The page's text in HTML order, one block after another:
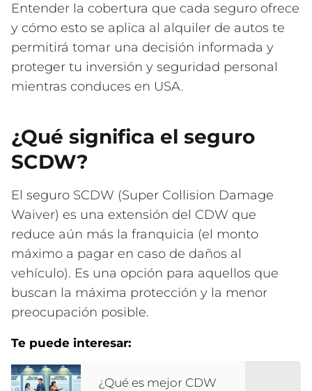
Entender la cobertura que cada seguro ofrece
y cómo esto se aplica al alquiler de autos te
permitirá tomar una decisión informada y
proteger tu inversión y seguridad personal
mientras conduces en USA.
¿Qué significa el seguro
SCDW?
El seguro SCDW (Super Collision Damage
Waiver) es una extensión del CDW que
reduce aún más la franquicia (el monto
máximo a pagar en caso de daños al
vehículo). Es una opción para aquellos que
buscan la máxima protección y la menor
preocupación posible.
Te puede interesar:
¿Qué es mejor CDW